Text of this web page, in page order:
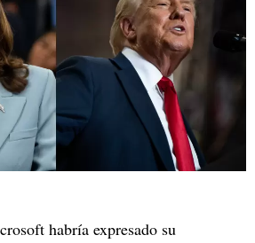
habría expresado su